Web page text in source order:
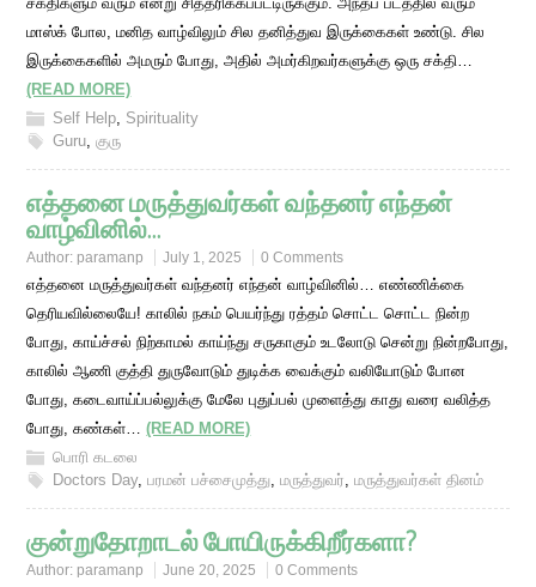
மாஸ்க் போல, மனித வாழ்விலும் சில தனித்துவ இருக்கைகள் உண்டு. சில
இருக்கைகளில் அமரும் போது, அதில் அமர்கிறவர்களுக்கு ஒரு சக்தி…
(READ MORE)
Self Help, Spirituality
Guru,குரு
எத்தனை மருத்துவர்கள் வந்தனர் எந்தன்
வாழ்வினில்…
Author: paramanp July 1, 2025 0 Comments
எத்தனை மருத்துவர்கள் வந்தனர் எந்தன் வாழ்வினில்… எண்ணிக்கை
தெரியவில்லையே! காலில் நகம் பெயர்ந்து ரத்தம் சொட்ட சொட்ட நின்ற
போது, காய்ச்சல் நிற்காமல் காய்ந்து சருகாகும் உடலோடு சென்று நின்றபோது,
காலில் ஆணி குத்தி துருவோடும் துடிக்க வைக்கும் வலியோடும் போன
போது, கடைவாய்ப்பல்லுக்கு மேலே புதுப்பல் முளைத்து காது வரை வலித்த
போது, கண்கள்…(READ MORE)
பொரி கடலை
Doctors Day,பரமன் பச்சைமுத்து,மருத்துவர்,மருத்துவர்கள் தினம்
குன்றுதோறாடல் போயிருக்கிறீர்களா?
Author: paramanp June 20, 2025 0 Comments